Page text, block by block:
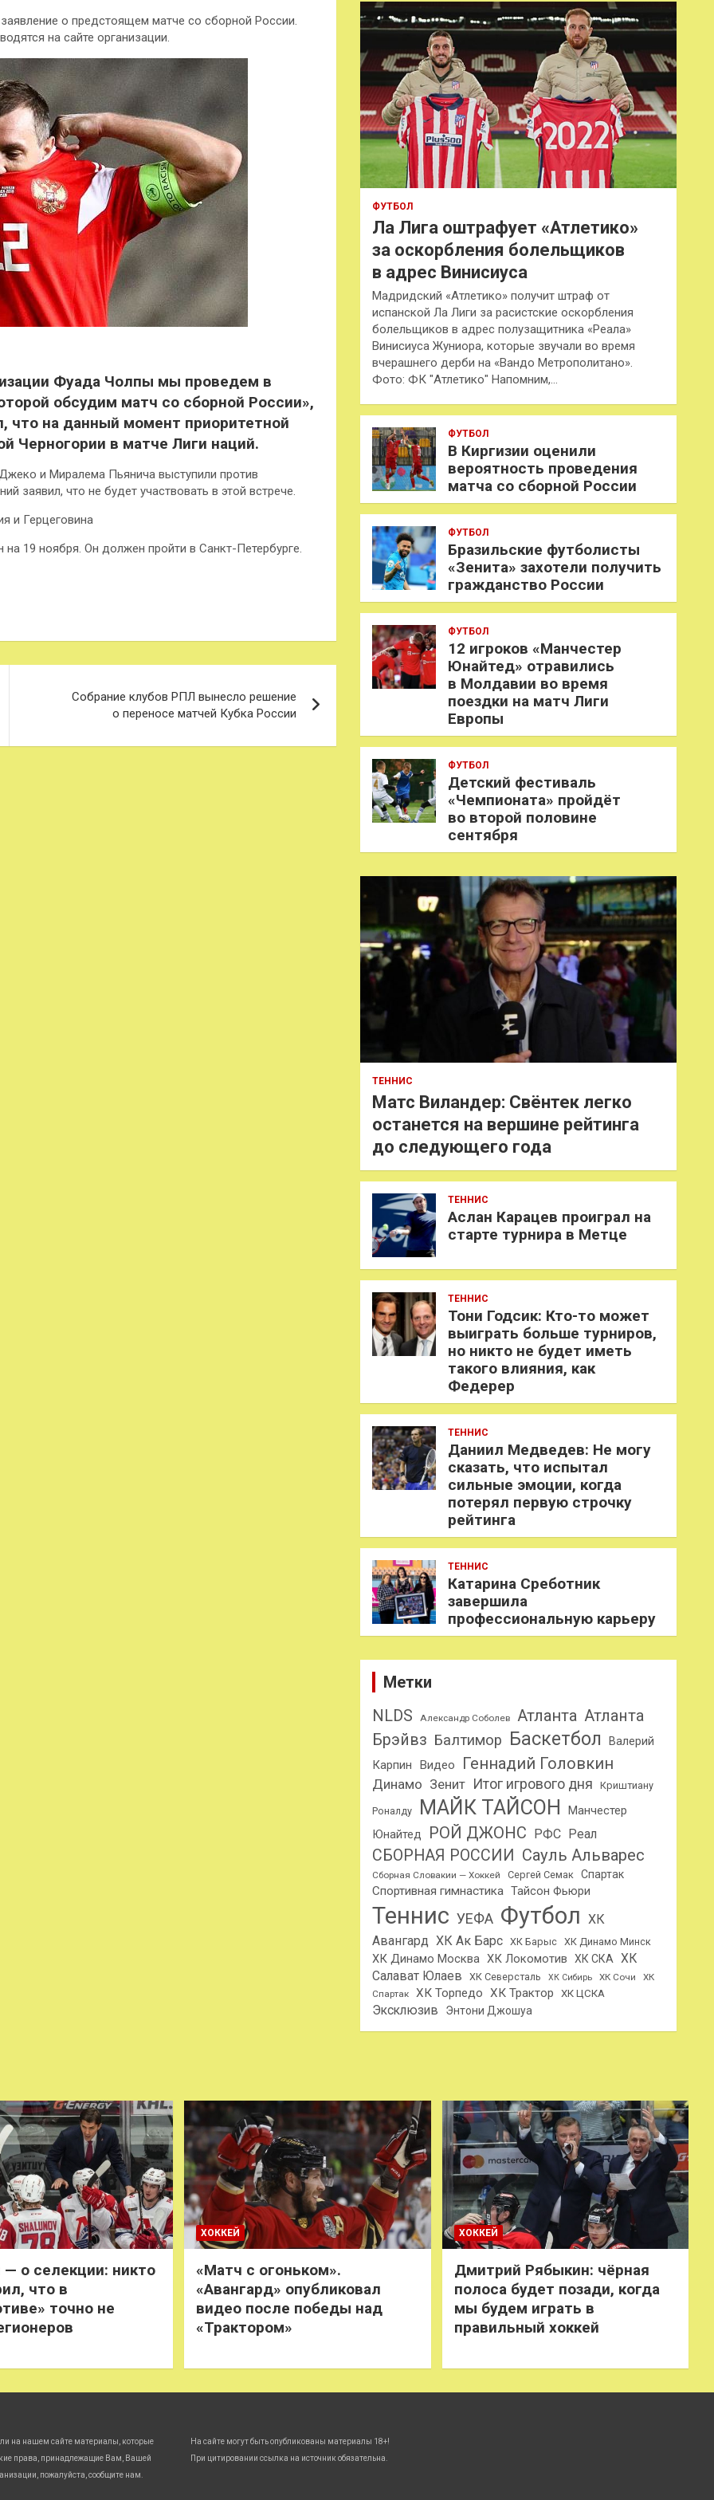
о предстоящем матче со сборной России.
на сайте организации.
Фуада Чолпы мы проведем в
обсудим матч со сборной России»,
что на данный момент приоритетной
Черногории в матче Лиги наций.
и Миралема Пьянича выступили против
заявил, что не будет участвовать в этой встрече.
и Герцеговина
19 ноября. Он должен пройти в Санкт-Петербурге.
Собрание клубов РПЛ вынесло решение
о переносе матчей Кубка России
к
ФУТБОЛ
Ла Лига оштрафует «Атлетико»
за оскорбления болельщиков
в адрес Винисиуса
Мадридский «Атлетико» получит штраф от
испанской Ла Лиги за расистские оскорбления
болельщиков в адрес полузащитника «Реала»
Винисиуса Жуниора, которые звучали во время
вчерашнего дерби на «Вандо Метрополитано».
Фото: ФК "Атлетико" Напомним,…
ФУТБОЛ
В Киргизии оценили
вероятность проведения
матча со сборной России
ФУТБОЛ
Бразильские футболисты
«Зенита» захотели получить
гражданство России
ФУТБОЛ
12 игроков «Манчестер
Юнайтед» отравились
в Молдавии во время
поездки на матч Лиги
Европы
ФУТБОЛ
Детский фестиваль
«Чемпионата» пройдёт
во второй половине
сентября
ТЕННИС
Матс Виландер: Свёнтек легко
останется на вершине рейтинга
до следующего года
ТЕННИС
Аслан Карацев проиграл на
старте турнира в Метце
ТЕННИС
Тони Годсик: Кто-то может
выиграть больше турниров,
но никто не будет иметь
такого влияния, как
Федерер
ТЕННИС
Даниил Медведев: Не могу
сказать, что испытал
сильные эмоции, когда
потерял первую строчку
рейтинга
ТЕННИС
Катарина Среботник
завершила
профессиональную карьеру
Метки
NLDS
Александр Соболев Атланта Атланта
Брэйвз Балтимор Баскетбол
Валерий
Карпин
Видео Геннадий Головкин
Динамо Зенит Итог игрового дня Криштиану
Роналду МАЙК ТАЙСОН
Манчестер
Юнайтед
РОЙ ДЖОНС РФС Реал
СБОРНАЯ РОССИИ Сауль Альварес
Сборная Словакии — Хоккей Сергей Семак Спартак
Спортивная гимнастика Тайсон Фьюри
Теннис УЕФА Футбол ХК
Авангард ХК Ак Барс ХК Барыс ХК Динамо Минск
ХК Динамо Москва ХК Локомотив ХК СКА
ХК
Салават Юлаев
ХК Северсталь ХК Сибирь ХК Сочи
ХК
Спартак
ХК Торпедо ХК Трактор ХК ЦСКА
Эксклюзив Энтони Джошуа
— о селекции: никто
что в
точно не
ХОККЕЙ
«Матч с огоньком».
«Авангард» опубликовал
видео после победы над
«Трактором»
ХОККЕЙ
Дмитрий Рябыкин: чёрная
полоса будет позади, когда
мы будем играть в
правильный хоккей
на нашем сайте материалы, которые
права, принадлежащие Вам, Вашей
пожалуйста, сообщите нам.
На сайте могут быть опубликованы материалы 18+!
При цитировании ссылка на источник обязательна.